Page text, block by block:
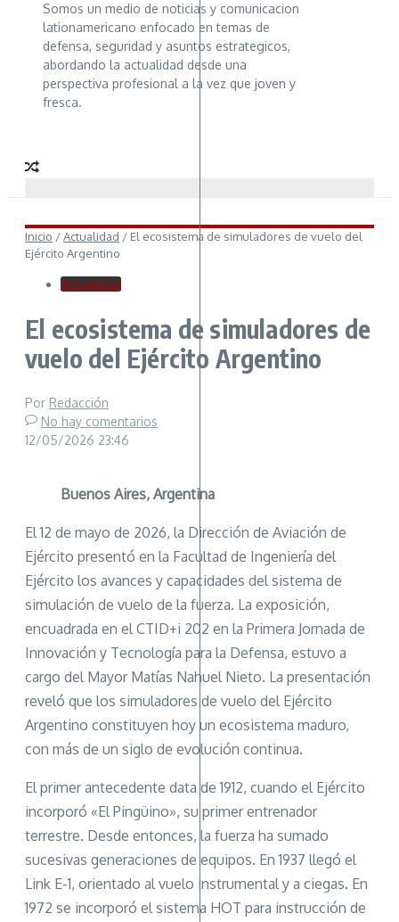
Somos un medio de noticias y comunicacion
lationamericano enfocado en temas de
defensa, seguridad y asuntos estrategicos,
abordando la actualidad desde una
perspectiva profesional a la vez que joven y
fresca.
Inicio /Actualidad / El ecosistema de simuladores de vuelo del
Ejército Argentino
Actualidad
El ecosistema de simuladores de
vuelo del Ejército Argentino
Por Redacción
No hay comentarios
12/05/2026 23:46
Buenos Aires, Argentina
El 12 de mayo de 2026, la Dirección de Aviación de
Ejército presentó en la Facultad de Ingeniería del
Ejército los avances y capacidades del sistema de
simulación de vuelo de la fuerza. La exposición,
encuadrada en el CTID+i 202 en la Primera Jornada de
Innovación y Tecnología para la Defensa, estuvo a
cargo del Mayor Matías Nahuel Nieto. La presentación
reveló que los simuladores de vuelo del Ejército
Argentino constituyen hoy un ecosistema maduro,
con más de un siglo de evolución continua.
El primer antecedente data de 1912, cuando el Ejército
incorporó «El Pingüino», su primer entrenador
terrestre. Desde entonces, la fuerza ha sumado
sucesivas generaciones de equipos. En 1937 llegó el
Link E-1, orientado al vuelo instrumental y a ciegas. En
1972 se incorporó el sistema HOT para instrucción de